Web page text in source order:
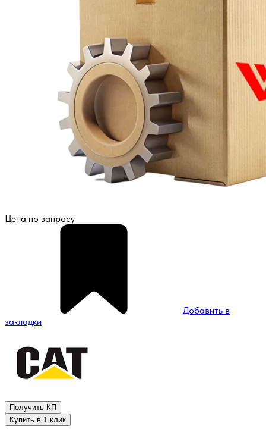
Цена по запросу
Добавить в
закладки
Получить КП
Купить в 1 клик